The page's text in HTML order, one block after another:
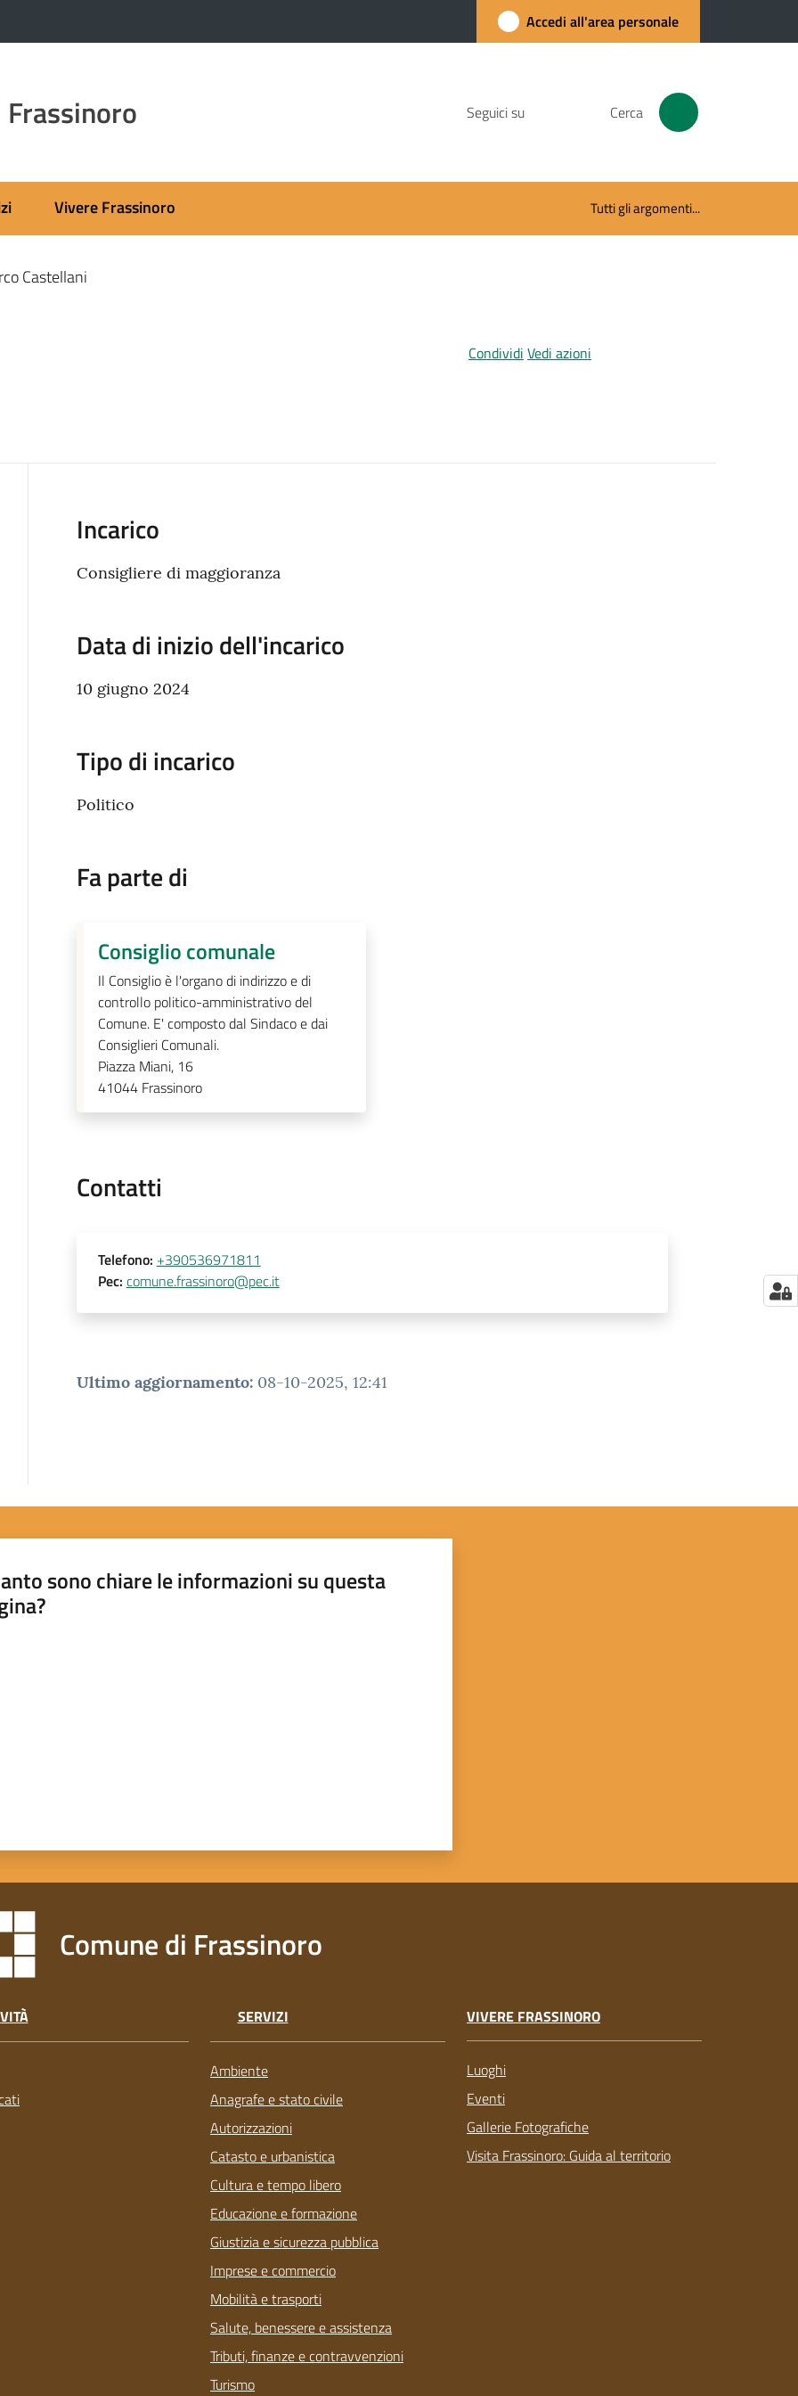
Accedi all'area personale
Seguici su Cerca
Vivere Frassinoro Tutti gli argomenti...
Castellani
Condividi Vedi azioni
Incarico
Consigliere di maggioranza
Data di inizio dell'incarico
10 giugno 2024
Tipo di incarico
Politico
Fa parte di
Consiglio comunale
Il Consiglio è l'organo di indirizzo e di
controllo politico-amministrativo del
Comune. E' composto dal Sindaco e dai
Consiglieri Comunali.
Piazza Miani, 16
41044 Frassinoro
Contatti
Telefono: +390536971811
Pec: comune.frassinoro@pec.it
Ultimo aggiornamento: 08-10-2025, 12:41
sono chiare le informazioni su questa
Comune di Frassinoro
SERVIZI
Ambiente
Anagrafe e stato civile
Autorizzazioni
Catasto e urbanistica
Cultura e tempo libero
Educazione e formazione
Giustizia e sicurezza pubblica
Imprese e commercio
Mobilità e trasporti
Salute, benessere e assistenza
Tributi, finanze e contravvenzioni
Turismo
VIVERE FRASSINORO
Luoghi
Eventi
Gallerie Fotografiche
Visita Frassinoro: Guida al territorio